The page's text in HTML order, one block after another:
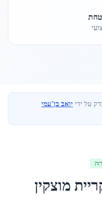
על ידי יואב בן־עמי
מוצקין